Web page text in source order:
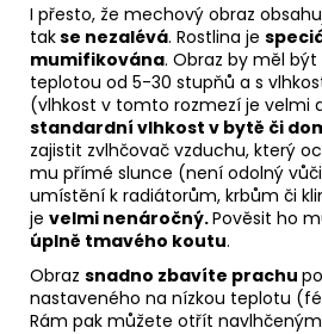
I přesto, že mechový obraz
takse nezalévá. Rostlina je
mumifikována. Obraz by měl
teplotou od 5-30 stupňů a s
(vlhkost v tomto rozmezí je velmi
standardní vlhkost v bytě či
zajistit zvlhčovač vzduchu, který
mu přímé slunce (není odolný
umístění k radiátorům, krbům či
je velmi nenáročný.Pověsit ho
úplně tmavého koutu.
Obraz snadno zbavíte prachu
nastaveného na nízkou teplotu
Rám pak můžete otřít